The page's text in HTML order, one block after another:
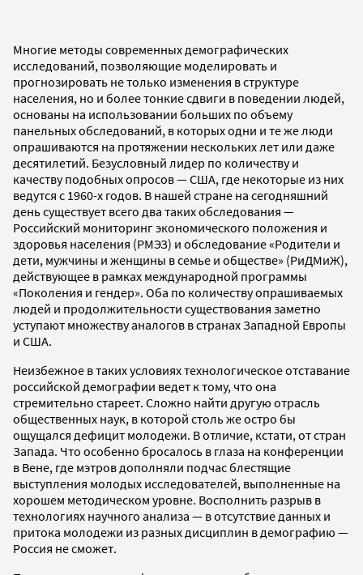
Многие методы современных демографических
исследований, позволяющие моделировать и
прогнозировать не только изменения в структуре
населения, но и более тонкие сдвиги в поведении людей,
основаны на использовании больших по объему
панельных обследований, в которых одни и те же люди
опрашиваются на протяжении нескольких лет или даже
десятилетий. Безусловный лидер по количеству и
качеству подобных опросов — США, где некоторые из них
ведутся с 1960-х годов. В нашей стране на сегодняшний
день существует всего два таких обследования —
Российский мониторинг экономического положения и
здоровья населения (РМЭЗ) и обследование «Родители и
дети, мужчины и женщины в семье и обществе» (РиДМиЖ),
действующее в рамках международной программы
«Поколения и гендер». Оба по количеству опрашиваемых
людей и продолжительности существования заметно
уступают множеству аналогов в странах Западной Европы
и США.
Неизбежное в таких условиях технологическое отставание
российской демографии ведет к тому, что она
стремительно стареет. Сложно найти другую отрасль
общественных наук, в которой столь же остро бы
ощущался дефицит молодежи. В отличие, кстати, от стран
Запада. Что особенно бросалось в глаза на конференции
в Вене, где мэтров дополняли подчас блестящие
выступления молодых исследователей, выполненные на
хорошем методическом уровне. Восполнить разрыв в
технологиях научного анализа — в отсутствие данных и
притока молодежи из разных дисциплин в демографию —
Россия не сможет.